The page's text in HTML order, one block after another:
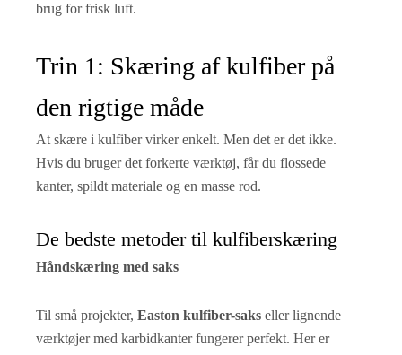
brug for frisk luft.
Trin 1: Skæring af kulfiber på
den rigtige måde
At skære i kulfiber virker enkelt. Men det er det ikke.
Hvis du bruger det forkerte værktøj, får du flossede
kanter, spildt materiale og en masse rod.
De bedste metoder til kulfiberskæring
Håndskæring med saks
Til små projekter, Easton kulfiber-saks eller lignende
værktøjer med karbidkanter fungerer perfekt. Her er